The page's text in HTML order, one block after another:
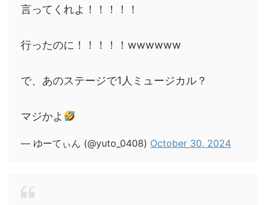
言ってくれよ！！！！！
行ったのに！！！！！wwwwww
で、あのステージで1人ミュージカル？
マジかよ
— ゆーてぃん (@yuto_0408) October 30, 2024